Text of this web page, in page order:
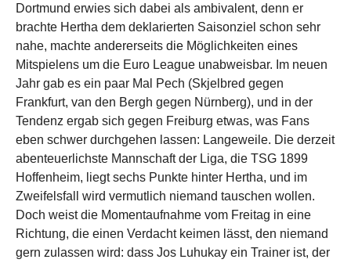
Dortmund erwies sich dabei als ambivalent, denn er
brachte Hertha dem deklarierten Saisonziel schon sehr
nahe, machte andererseits die Möglichkeiten eines
Mitspielens um die Euro League unabweisbar. Im neuen
Jahr gab es ein paar Mal Pech (Skjelbred gegen
Frankfurt, van den Bergh gegen Nürnberg), und in der
Tendenz ergab sich gegen Freiburg etwas, was Fans
eben schwer durchgehen lassen: Langeweile. Die derzeit
abenteuerlichste Mannschaft der Liga, die TSG 1899
Hoffenheim, liegt sechs Punkte hinter Hertha, und im
Zweifelsfall wird vermutlich niemand tauschen wollen.
Doch weist die Momentaufnahme vom Freitag in eine
Richtung, die einen Verdacht keimen lässt, den niemand
gern zulassen wird: dass Jos Luhukay ein Trainer ist, der